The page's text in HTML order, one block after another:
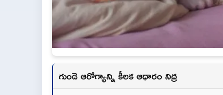
గుండె ఆరోగ్యాన్ని కీలక ఆధారం నిద్ర